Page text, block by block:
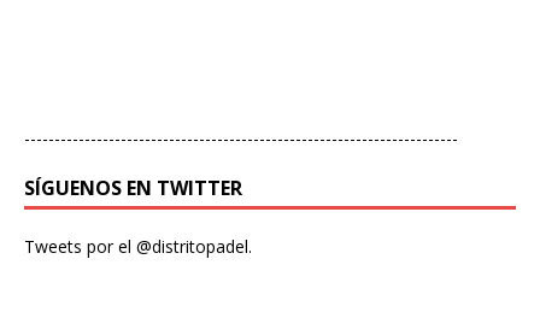
------------------------------------------------------------------------
SÍGUENOS EN TWITTER
Tweets por el @distritopadel.